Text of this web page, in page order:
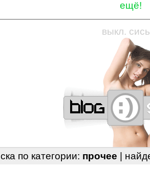
ещё!
———————————
выкл.
по категории: прочее |